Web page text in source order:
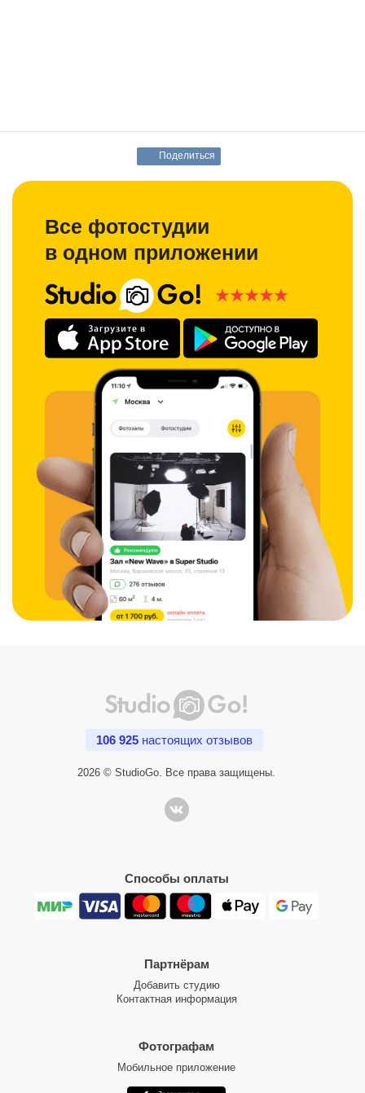
Поделиться
Все фотостудии
в одном приложении
106 925 настоящих отзывов
2026 © StudioGo. Все права защищены.
Способы оплаты
Партнёрам
Добавить студию
Контактная информация
Фотографам
Мобильное приложение